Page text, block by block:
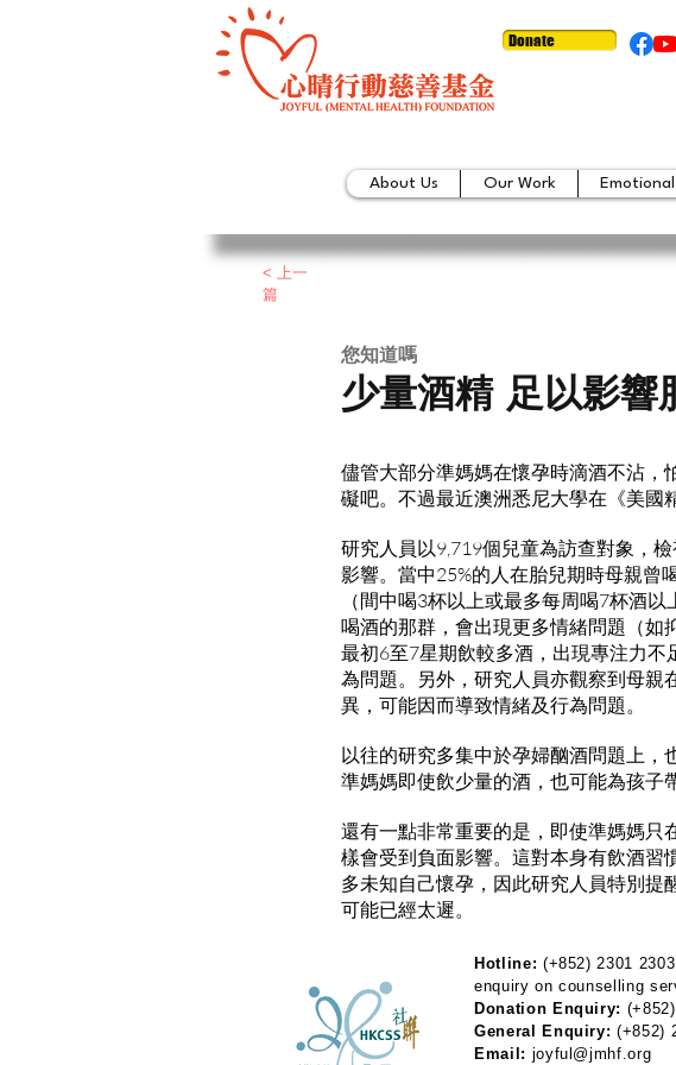
Donate
About Us Our Work
< 上一
篇
​您知道嗎
少量酒精 足以影響
儘管大部分準媽媽在懷孕時滴酒不沾，
礙吧。不過最近澳洲悉尼大學在《美國
研究人員以9,719個兒童為訪查對象，
影響。當中25%的人在胎兒期時母親曾
（間中喝3杯以上或最多每周喝7杯酒
喝酒的那群，會出現更多情緒問題（如
最初6至7星期飲較多酒，出現專注力
為問題。另外，研究人員亦觀察到母親
異，可能因而導致情緒及行為問題。
以往的研究多集中於孕婦酗酒問題上，
準媽媽即使飲少量的酒，也可能為孩子
還有一點非常重要的是，即使準媽媽只
樣會受到負面影響。這對本身有飲酒習
多未知自己懷孕，因此研究人員特別提
可能已經太遲。
Hotline: (+852) 2301
enquiry on counselling
Donation Enquiry:
General Enquiry: (+852)
Email: joyful@jmhf.org